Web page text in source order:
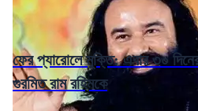
ফের প্যারোলে মুক্তি: এবার ৩০
গুরমিত রাম রহিমকে